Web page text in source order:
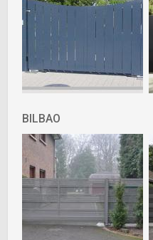
BILBAO